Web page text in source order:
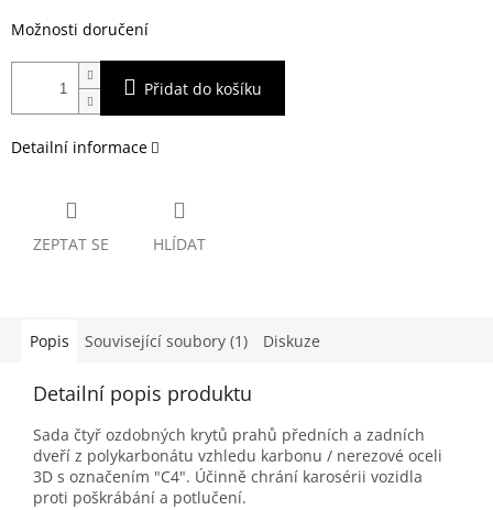
Možnosti doručení
Přidat do košíku
Detailní informace
ZEPTAT SE HLÍDAT
Popis Související soubory (1) Diskuze
Detailní popis produktu
Sada čtyř ozdobných krytů prahů předních a zadních
dveří z polykarbonátu vzhledu karbonu / nerezové oceli
3D s označením "C4". Účinně chrání karosérii vozidla
proti poškrábání a potlučení.